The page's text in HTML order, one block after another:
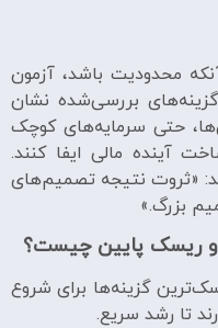
محدودیت باشد، آزمون
بررسی‌شده نشان
حتی سرمایه‌های کوچک
آینده مالی ایفا کنند.
«ثروت نتیجه تصمیم‌های
بزرگ.»
و ریسک پایین چیست؟
گزینه‌ها برای شروع
تا رشد سریع.